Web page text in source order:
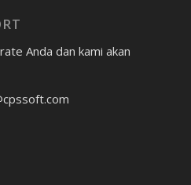
Anda dan kami akan